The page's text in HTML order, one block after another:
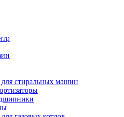
для стиральных машин